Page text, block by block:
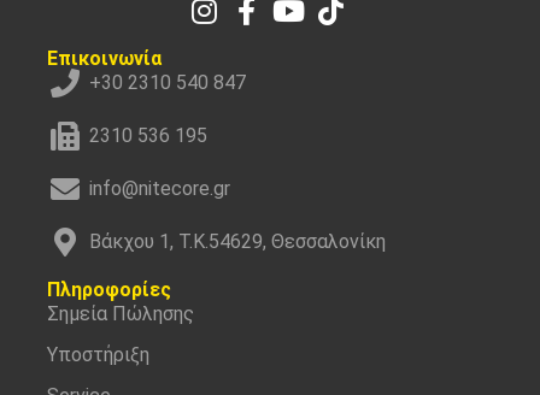
Επικοινωνία
+30 2310 540 847
2310 536 195
info@nitecore.gr
Βάκχου 1, Τ.Κ.54629, Θεσσαλονίκη
Πληροφορίες
Σημεία Πώλησης
Υποστήριξη